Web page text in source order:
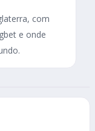
com
e onde